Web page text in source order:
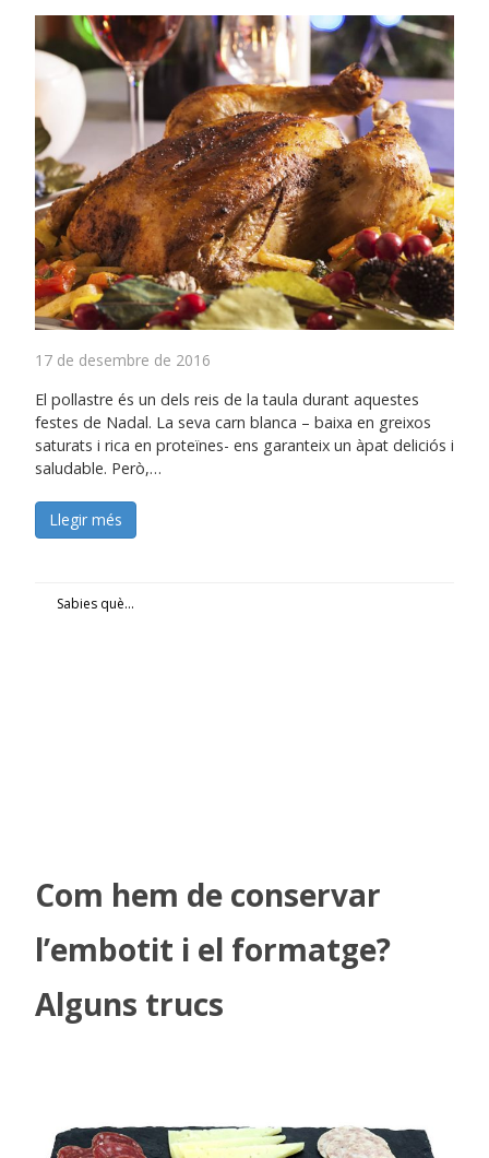
17 de desembre de 2016
El pollastre és un dels reis de la taula durant aquestes
festes de Nadal. La seva carn blanca – baixa en greixos
saturats i rica en proteïnes- ens garanteix un àpat deliciós i
saludable. Però,…
Llegir més
Sabies què...
Com hem de conservar
l’embotit i el formatge?
Alguns trucs